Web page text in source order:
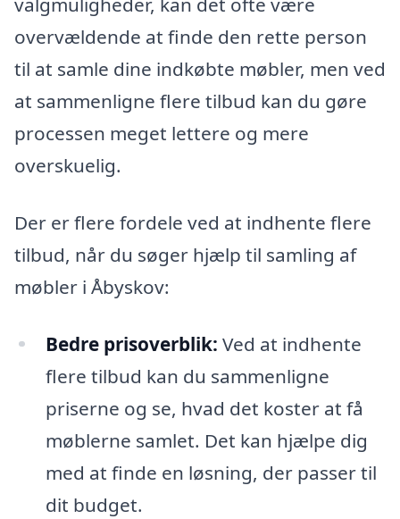
overvældende at finde den rette person
til at samle dine indkøbte møbler, men ved
at sammenligne flere tilbud kan du gøre
processen meget lettere og mere
overskuelig.
Der er flere fordele ved at indhente flere
tilbud, når du søger hjælp til samling af
møbler i Åbyskov:
Bedre prisoverblik: Ved at indhente
flere tilbud kan du sammenligne
priserne og se, hvad det koster at få
møblerne samlet. Det kan hjælpe dig
med at finde en løsning, der passer til
dit budget.